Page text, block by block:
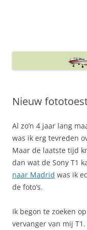
Nieuw
Al zo’n 4 jaar lang
was ik erg tevreden
Maar de laatste tijd
dan wat de Sony T1
naar Madrid was ik
de foto’s.
Ik begon te zoeken
vervanger van mij